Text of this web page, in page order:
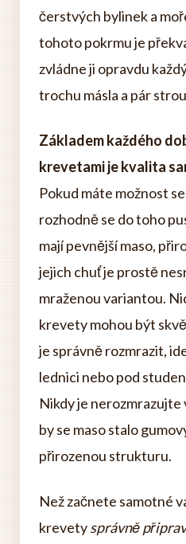
čerstvých bylinek a
tohoto pokrmu je
zvládne ji opravdu
trochu másla a pár
Základem každého
krevetami je kvalita
Pokud máte možnost
rozhodně se do toho
mají pevnější maso,
jejich chuť je prostě
mraženou variantou.
krevety mohou být
je správně rozmrazit,
lednici nebo pod
Nikdy je
by se maso stalo
přirozenou strukturu.
Než začnete samotné
krevetysprávně